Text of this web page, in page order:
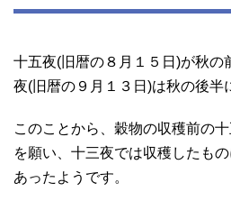
十五夜(旧暦の８月１５日)が秋の
夜(旧暦の９月１３日)は秋の後半
このことから、穀物の収穫前の
を願い、十三夜では収穫したも
あったようです。